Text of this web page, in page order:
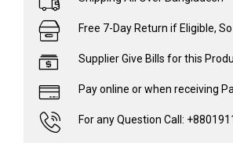
Free 7-Day Return if Eligible,
Supplier Give Bills for this
Pay online or when receiving
For any Question Call: